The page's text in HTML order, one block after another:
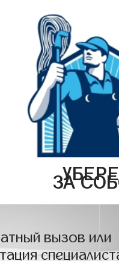
ЗА
вызов или